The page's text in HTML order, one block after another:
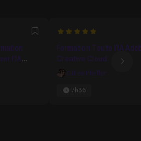
Favori
l’IA
5
Formation Toute l'IA
Creative Cloud
Gilles Pfeiffer
7h36